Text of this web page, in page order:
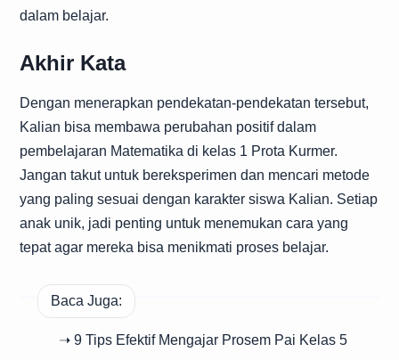
dalam belajar.
Akhir Kata
Dengan menerapkan pendekatan-pendekatan tersebut,
Kalian bisa membawa perubahan positif dalam
pembelajaran Matematika di kelas 1 Prota Kurmer.
Jangan takut untuk bereksperimen dan mencari metode
yang paling sesuai dengan karakter siswa Kalian. Setiap
anak unik, jadi penting untuk menemukan cara yang
tepat agar mereka bisa menikmati proses belajar.
Baca Juga:
➝ 9 Tips Efektif Mengajar Prosem Pai Kelas 5